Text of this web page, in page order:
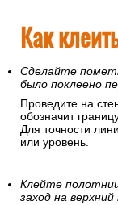
Как
Сделайте
было поклеено
Проведите на
обозначит
Для точности
или уровень.
Клейте
заход на